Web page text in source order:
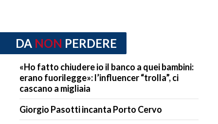
DA NON PERDERE
«Ho fatto chiudere io il banco a quei bambini:
erano fuorilegge»: l’influencer “trolla”, ci
cascano a migliaia
Giorgio Pasotti incanta Porto Cervo